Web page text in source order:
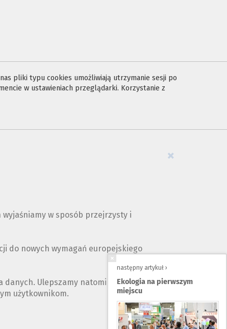
następny artykuł ›
Ekologia na pierwszym
miejscu
pliki typu cookies umożliwiają utrzymanie sesji po
w ustawieniach przeglądarki. Korzystanie z
×
w sposób przejrzysty i
do nowych wymagań europejskiego
Ulepszamy natomiast opis naszych
użytkownikom.